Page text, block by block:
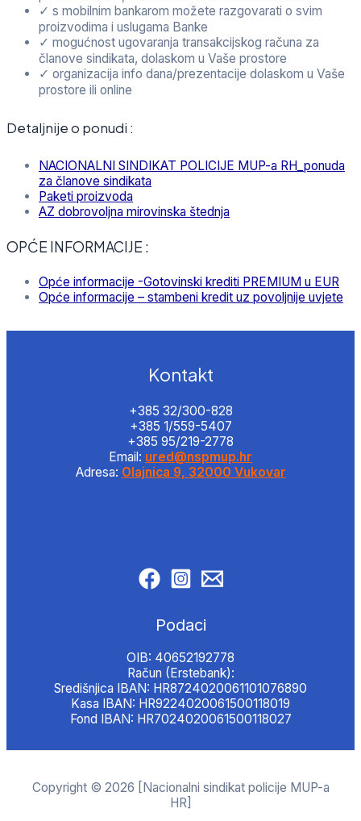
✓ s mobilnim bankarom možete razgovarati o svim
proizvodima i uslugama Banke
✓ mogućnost ugovaranja transakcijskog računa za
članove sindikata, dolaskom u Vaše prostore
✓ organizacija info dana/prezentacije dolaskom u Vaše
prostore ili online
Detaljnije o ponudi :
NACIONALNI SINDIKAT POLICIJE MUP-a RH_ponuda
za članove sindikata
Paketi proizvoda
AZ dobrovoljna mirovinska štednja
OPĆE INFORMACIJE :
Opće informacije -Gotovinski krediti PREMIUM u EUR
Opće informacije – stambeni kredit uz povoljnije uvjete
Kontakt
+385 32/300-828
+385 1/559-5407
+385 95/219-2778
Email: ured@nspmup.hr
Adresa: Olajnica 9, 32000 Vukovar
Podaci
OIB: 40652192778
Račun (Erstebank):
Središnjica IBAN: HR8724020061101076890
Kasa IBAN: HR9224020061500118019
Fond IBAN: HR7024020061500118027
Copyright © 2026 [Nacionalni sindikat policije MUP-a
HR]